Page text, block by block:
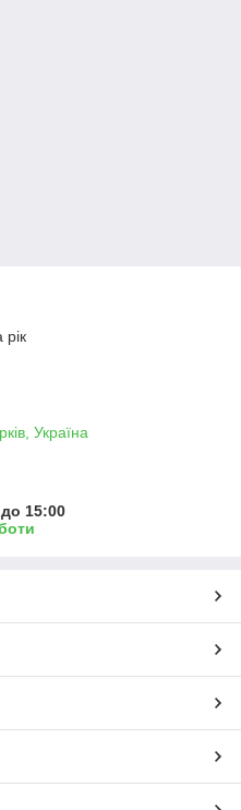
рік
Україна
15:00